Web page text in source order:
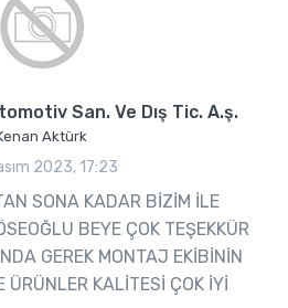
San. Ve Dış Tic. A.ş.
Aktürk
2023, 17:23
SONA KADAR BİZİM İLE
BEYE ÇOK TEŞEKKÜR
GEREK MONTAJ EKİBİNİN
ÜRÜNLER KALİTESİ ÇOK İYİ